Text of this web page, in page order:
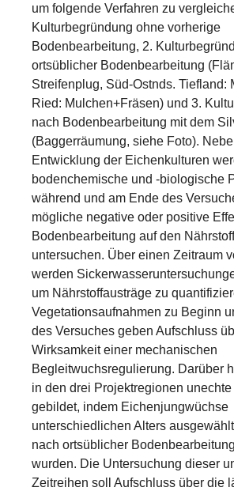
um folgende Verfahren zu
Kulturbegründung ohne vorherige
Bodenbearbeitung, 2.
ortsüblicher Bodenbearbeitung
Streifenplug, Süd-Ostnds. Tiefland:
Ried: Mulchen+Fräsen) und 3.
nach Bodenbearbeitung mit dem
(Baggerräumung, siehe Foto).
Entwicklung der Eichenkulturen
bodenchemische und -biologische
während und am Ende des
mögliche negative oder positive
Bodenbearbeitung auf den
untersuchen. Über einen Zeitraum
werden
um Nährstoffausträge zu
Vegetationsaufnahmen zu Beginn
des Versuches geben Aufschluss
Wirksamkeit einer mechanischen
Begleitwuchsregulierung. Darüber
in den drei Projektregionen
gebildet, indem Eichenjungwüchse
unterschiedlichen Alters
nach ortsüblicher
wurden. Die Untersuchung dieser
Zeitreihen soll Aufschluss über die